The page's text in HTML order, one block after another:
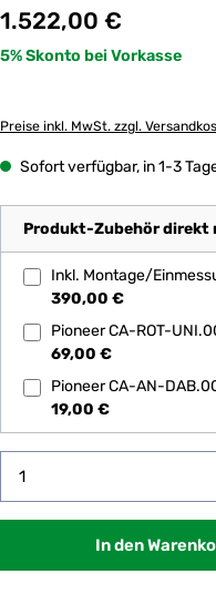
Regulärer Preis:
1.522,00 €
Preise inkl. MwSt. zzgl.
Sofort verfügbar, in 1-3
Produkt-Zubehör direkt
390,00 €
Pioneer CA-ROT-
69,00 €
Pioneer CA-AN-
19,00 €
Produkt Anzahl: Gib
In den